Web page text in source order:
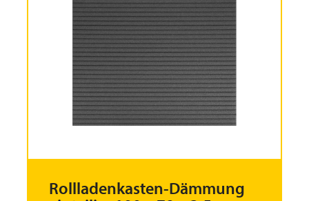
Rollladenkasten-Dämmung